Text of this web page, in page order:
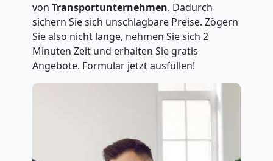
von Transportunternehmen. Dadurch
sichern Sie sich unschlagbare Preise. Zögern
Sie also nicht lange, nehmen Sie sich 2
Minuten Zeit und erhalten Sie gratis
Angebote. Formular jetzt ausfüllen!